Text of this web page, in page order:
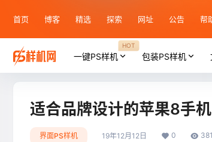
首页 博客 精选 探索 网址 公告 帮
一键PS样机
HOT
包装PS样机
适合品牌设计的苹果8手
界面PS样机 19年12月12日 0 381